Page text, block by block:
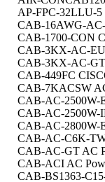
AP-FPC-32LLU-5
CAB-16AWG-
CAB-1700-CON
CAB-3KX-AC-EU
CAB-3KX-AC-GT
CAB-449FC
CAB-7KACSW
CAB-AC-2500W-
CAB-AC-2500W-
CAB-AC-2800W-
CAB-AC-C6K-
CAB-AC-GT AC
CAB-ACI AC
CAB-BS1363-